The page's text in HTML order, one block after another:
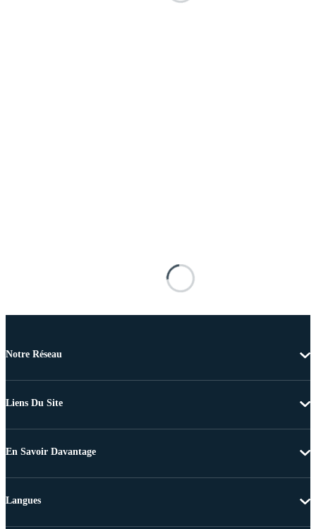
Notre Réseau
Liens Du Site
En Savoir Davantage
Langues